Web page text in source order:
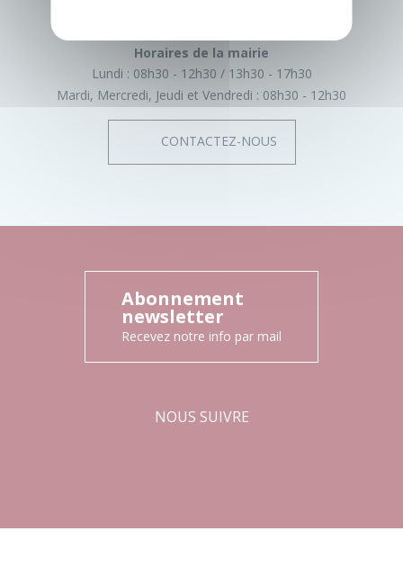
Horaires de la mairie
Lundi : 08h30 - 12h30
13h30 - 17h30
Mardi, Mercredi, Jeudi et Vendredi : 08h30 - 12h30
CONTACTEZ-NOUS
Abonnement
newsletter
Recevez notre info par mail
NOUS SUIVRE